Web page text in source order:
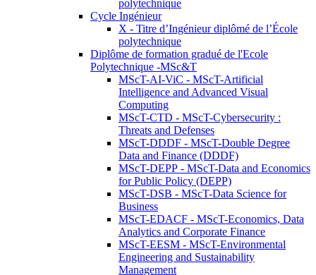
polytechnique
Cycle Ingénieur
X - Titre d’Ingénieur diplômé de l’École
polytechnique
Diplôme de formation gradué de l'Ecole
Polytechnique -MSc&T
MScT-AI-ViC - MScT-Artificial
Intelligence and Advanced Visual
Computing
MScT-CTD - MScT-Cybersecurity :
Threats and Defenses
MScT-DDDF - MScT-Double Degree
Data and Finance (DDDF)
MScT-DEPP - MScT-Data and Economics
for Public Policy (DEPP)
MScT-DSB - MScT-Data Science for
Business
MScT-EDACF - MScT-Economics, Data
Analytics and Corporate Finance
MScT-EESM - MScT-Environmental
Engineering and Sustainability
Management